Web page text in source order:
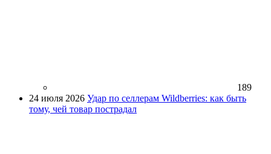
189
24 июля 2026 Удар по селлерам Wildberries: как быть
тому, чей товар пострадал